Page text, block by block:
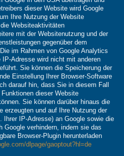
dieser Website wird Google
Ihre Nutzung der Website
Websiteaktivitäten
mit der Websitenutzung und der
gegenüber dem
im Rahmen von Google Analytics
Adresse wird nicht mit anderen
Sie können die Speicherung der
Einstellung Ihrer Browser-Software
darauf hin, dass Sie in diesem Fall
dieser Website
Sie können darüber hinaus die
erzeugten und auf Ihre Nutzung der
Ihrer IP-Adresse) an Google sowie die
Google verhindern, indem sie das
Browser-Plugin herunterladen
dlpage/gaoptout?hl=de